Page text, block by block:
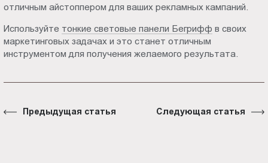
отличным айстоппером для ваших рекламных кампаний.
Используйте тонкие световые панели Бегрифф в своих
маркетинговых задачах и это станет отличным
инструментом для получения желаемого результата.
Предыдущая статья Следующая статья